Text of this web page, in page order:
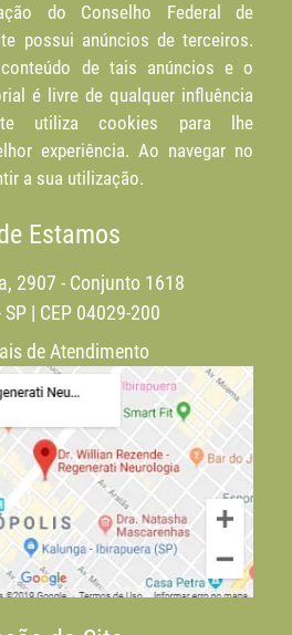
do Conselho Federal de
possui anúncios de terceiros.
de tais anúncios e o
é livre de qualquer influência
utiliza cookies para lhe
experiência. Ao navegar no
a sua utilização.
Estamos
2907 - Conjunto 1618
SP | CEP 04029-200
de Atendimento